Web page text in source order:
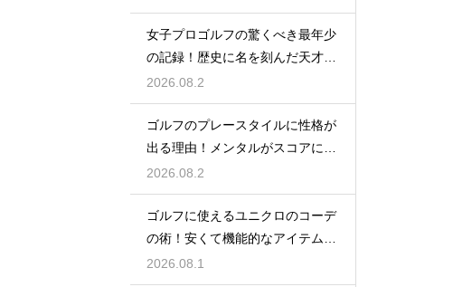
女子プロゴルフの驚くべき最年少
の記録！歴史に名を刻んだ天才少
女の軌跡
2026.08.2
ゴルフのプレースタイルに性格が
出る理由！メンタルがスコアに直
結するから
2026.08.2
ゴルフに使えるユニクロのコーデ
の術！安くて機能的なアイテムで
おしゃれに
2026.08.1